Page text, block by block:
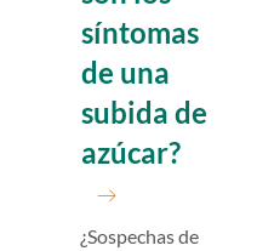
síntomas
de una
subida de
azúcar?
¿Sospechas de